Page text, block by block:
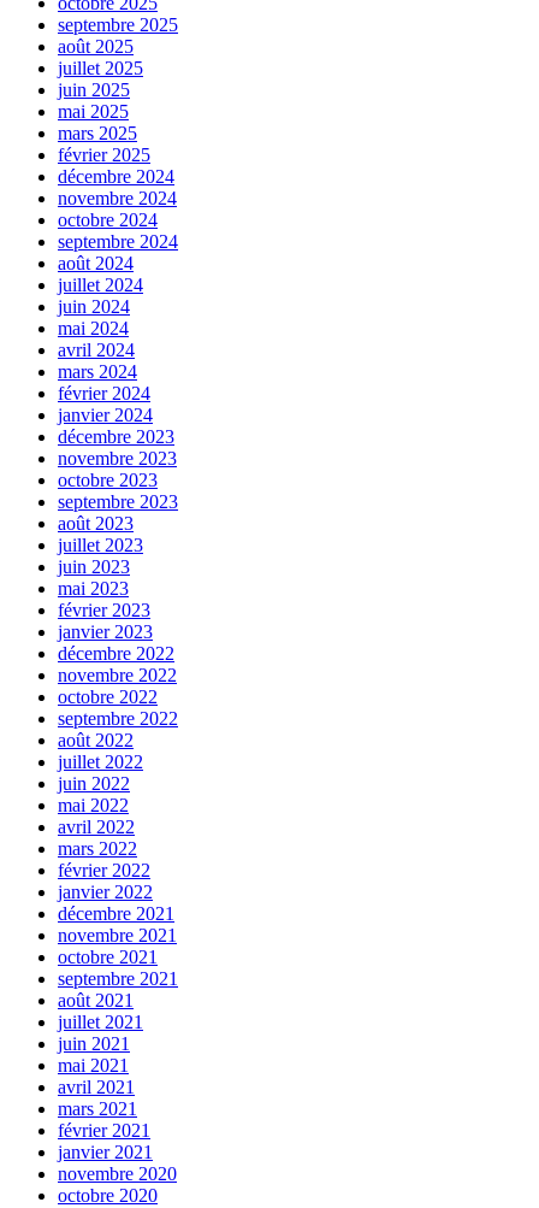
septembre 2025
août 2025
juillet 2025
juin 2025
mai 2025
mars 2025
février 2025
décembre 2024
novembre 2024
octobre 2024
septembre 2024
août 2024
juillet 2024
juin 2024
mai 2024
avril 2024
mars 2024
février 2024
janvier 2024
décembre 2023
novembre 2023
octobre 2023
septembre 2023
août 2023
juillet 2023
juin 2023
mai 2023
février 2023
janvier 2023
décembre 2022
novembre 2022
octobre 2022
septembre 2022
août 2022
juillet 2022
juin 2022
mai 2022
avril 2022
mars 2022
février 2022
janvier 2022
décembre 2021
novembre 2021
octobre 2021
septembre 2021
août 2021
juillet 2021
juin 2021
mai 2021
avril 2021
mars 2021
février 2021
janvier 2021
novembre 2020
octobre 2020